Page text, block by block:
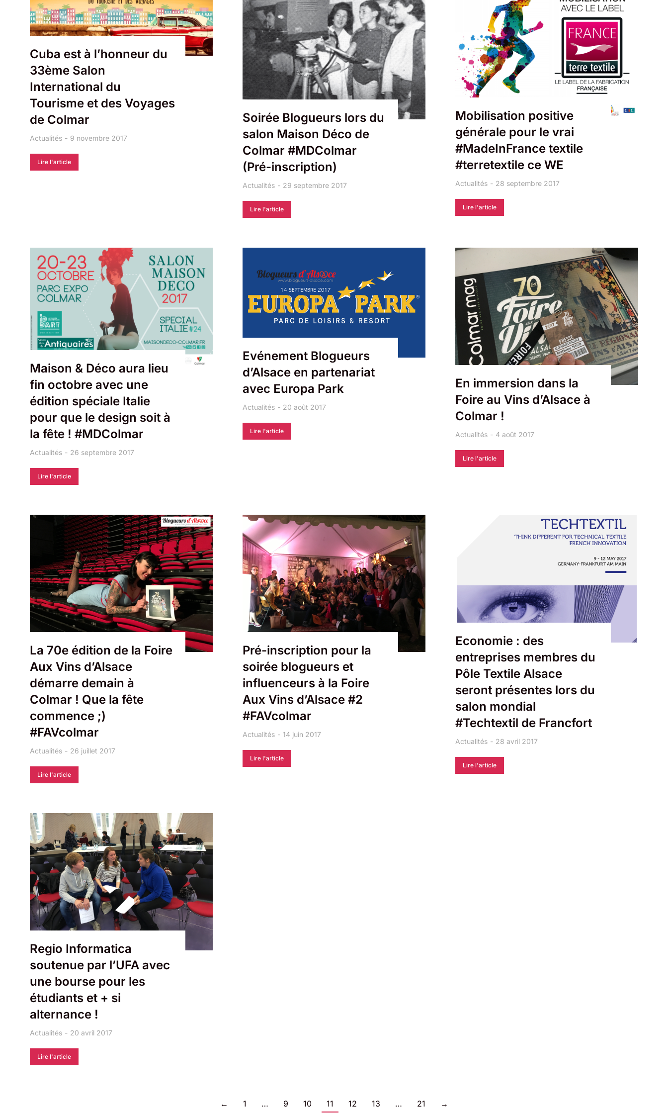
Cuba est à l’honneur du
33ème Salon
International du
Tourisme et des Voyages
de Colmar
Actualités 9 novembre 2017
Lire l'article
Soirée Blogueurs lors du
salon Maison Déco de
Colmar #MDColmar
(Pré-inscription)
Actualités 29 septembre 2017
Lire l'article
Mobilisation positive
générale pour le vrai
#MadeInFrance textile
#terretextile ce WE
Actualités 28 septembre 2017
Lire l'article
Maison & Déco aura lieu
fin octobre avec une
édition spéciale Italie
pour que le design soit à
la fête ! #MDColmar
Actualités 26 septembre 2017
Lire l'article
Evénement Blogueurs
d’Alsace en partenariat
avec Europa Park
Actualités 20 août 2017
Lire l'article
En immersion dans la
Foire au Vins d’Alsace à
Colmar !
Actualités 4 août 2017
Lire l'article
La 70e édition de la Foire
Aux Vins d’Alsace
démarre demain à
Colmar ! Que la fête
commence ;)
#FAVcolmar
Actualités 26 juillet 2017
Lire l'article
Pré-inscription pour la
soirée blogueurs et
influenceurs à la Foire
Aux Vins d’Alsace #2
#FAVcolmar
Actualités 14 juin 2017
Lire l'article
Economie : des
entreprises membres du
Pôle Textile Alsace
seront présentes lors du
salon mondial
#Techtextil de Francfort
Actualités 28 avril 2017
Lire l'article
Regio Informatica
soutenue par l’UFA avec
une bourse pour les
étudiants et + si
alternance !
Actualités 20 avril 2017
Lire l'article
← 1 … 9 10 11 12 13 … 21 →